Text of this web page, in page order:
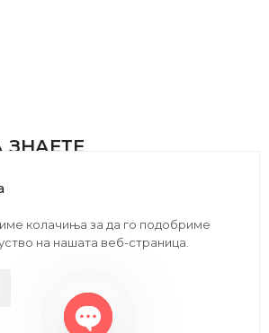
на Средства
колачиња за да го подобриме
на нашата веб-страница.